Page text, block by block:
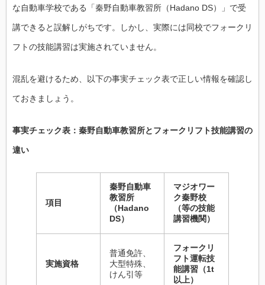
な自動車学校である「秦野自動車教習所（Hadano DS）」で受
講できると誤解しがちです。しかし、実際には同校でフォークリ
フトの技能講習は実施されていません。
混乱を避けるため、以下の事実チェック表で正しい情報を確認し
ておきましょう。
事実チェック表：秦野自動車教習所とフォークリフト技能講習の
違い
項目
秦野自動車
教習所
（Hadano
DS）
マジオワー
ク秦野校
（等の技能
講習機関）
実施資格
普通免許、
大型特殊、
けん引等
フォークリ
フト運転技
能講習（1t
以上）